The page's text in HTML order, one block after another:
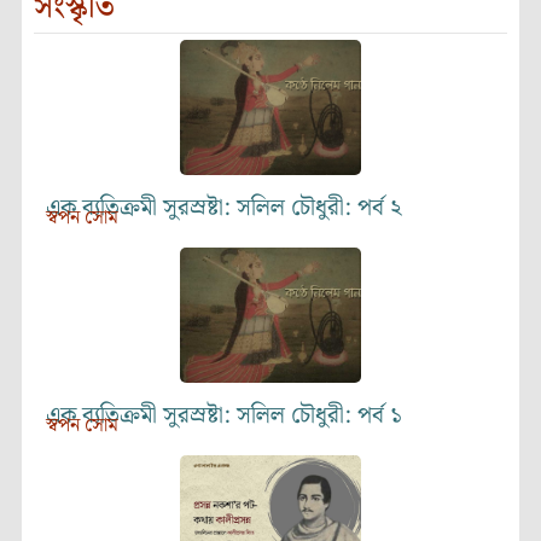
এক ব্যতিক্রমী সুরস্রষ্টা: সলিল চৌধুরী: পর্ব ২
স্বপন সোম
এক ব্যতিক্রমী সুরস্রষ্টা: সলিল চৌধুরী: পর্ব ১
স্বপন সোম